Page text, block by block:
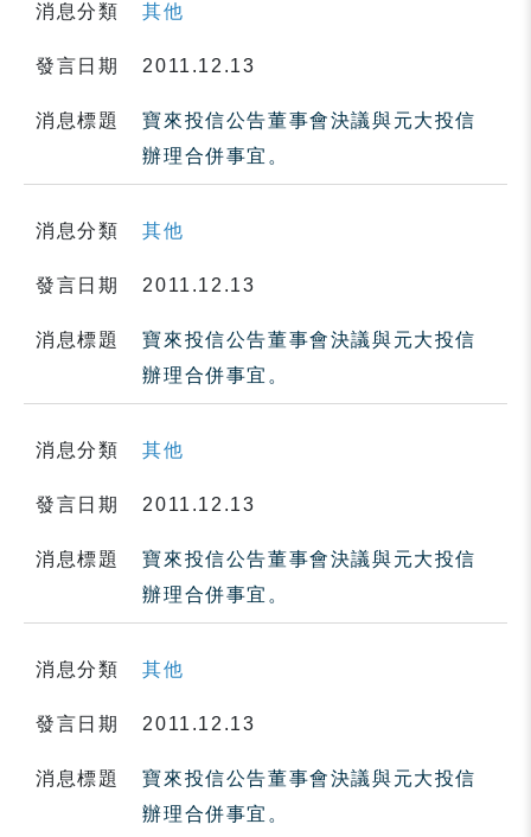
消息分類 其他
發言日期 2011.12.13
消息標題
寶來投信公告董事會決議與元大投信
辦理合併事宜。
消息分類 其他
發言日期 2011.12.13
消息標題
寶來投信公告董事會決議與元大投信
辦理合併事宜。
消息分類 其他
發言日期 2011.12.13
消息標題
寶來投信公告董事會決議與元大投信
辦理合併事宜。
消息分類 其他
發言日期 2011.12.13
消息標題
寶來投信公告董事會決議與元大投信
辦理合併事宜。